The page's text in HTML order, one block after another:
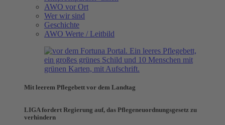
AWO vor Ort
Wer wir sind
Geschichte
AWO Werte / Leitbild
Mit leerem Pflegebett vor dem Landtag
LIGA fordert Regierung auf, das Pflegeneuordnungsgesetz zu
verhindern